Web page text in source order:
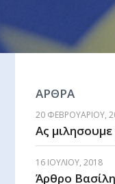
ΑΡΘΡΑ
20 ΦΕΒΡΟΥΑΡΊΟΥ,
Aς
16 ΙΟΥΛΊΟΥ, 2018
Άρθρο